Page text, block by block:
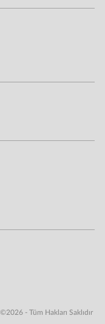
- Tüm Hakları Saklıdır